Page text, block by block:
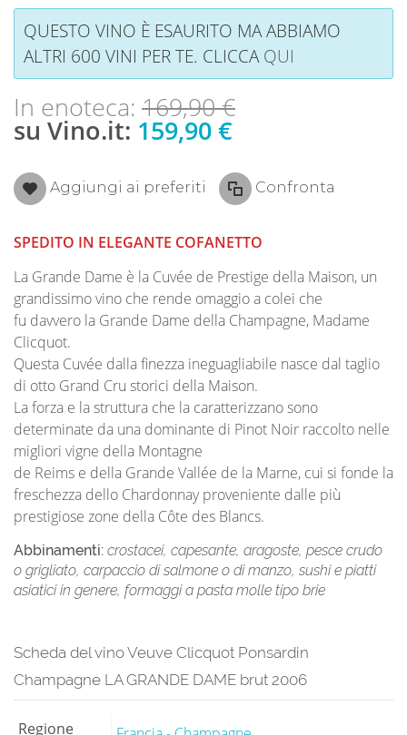
QUESTO VINO È ESAURITO MA ABBIAMO
ALTRI 600 VINI PER TE. CLICCAQUI
In enoteca: 169,90 €
su Vino.it: 159,90 €
Aggiungi ai preferiti Confronta
SPEDITO IN ELEGANTE COFANETTO
La Grande Dame è la Cuvée de Prestige della Maison, un
grandissimo vino che rende omaggio a colei che
fu davvero la Grande Dame della Champagne, Madame
Clicquot.
Questa Cuvée dalla finezza ineguagliabile nasce dal taglio
di otto Grand Cru storici della Maison.
La forza e la struttura che la caratterizzano sono
determinate da una dominante di Pinot Noir raccolto nelle
migliori vigne della Montagne
de Reims e della Grande Vallée de la Marne, cui si fonde la
freschezza dello Chardonnay proveniente dalle più
prestigiose zone della Côte des Blancs.
Abbinamenti: crostacei, capesante, aragoste, pesce crudo
o grigliato, carpaccio di salmone o di manzo, sushi e piatti
asiatici in genere, formaggi a pasta molle tipo brie
Scheda del vino Veuve Clicquot Ponsardin
Champagne LA GRANDE DAME brut 2006
Regione